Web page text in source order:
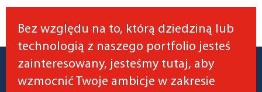
Bez względu na to, którą dziedziną lub
technologią z naszego portfolio jesteś
zainteresowany, jesteśmy tutaj, aby
wzmocnić Twoje ambicje w zakresie